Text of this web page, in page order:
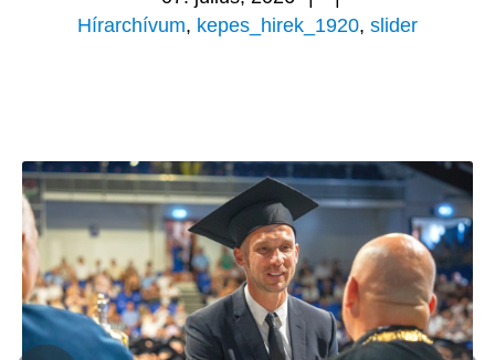
Hírarchívum, kepes_hirek_1920, slider